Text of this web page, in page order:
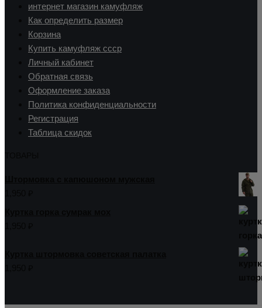
интернет магазин камуфляж
Как определить размер
Корзина
Купить камуфляж ссср
Личный кабинет
Обратная связь
Оформление заказа
Политика конфиденциальности
Регистрация
Таблица скидок